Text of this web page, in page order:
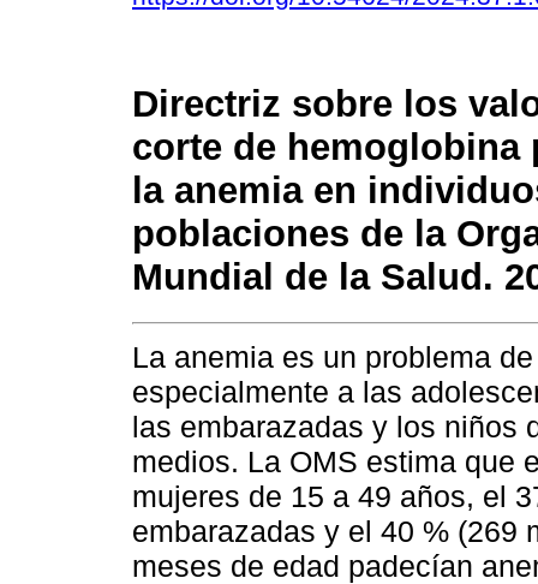
Directriz sobre los
corte de hemoglobina
la anemia en
poblaciones de la
Mundial de la Salud.
La anemia es un problema
especialmente a las
las embarazadas y los niños
medios. La OMS estima que
mujeres de 15 a 49 años, el
embarazadas y el 40 % (269
meses de edad padecían